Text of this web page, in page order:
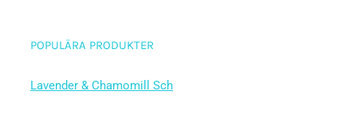
POPULÄRA PRODUKTER
Lavender & Chamomill Sch